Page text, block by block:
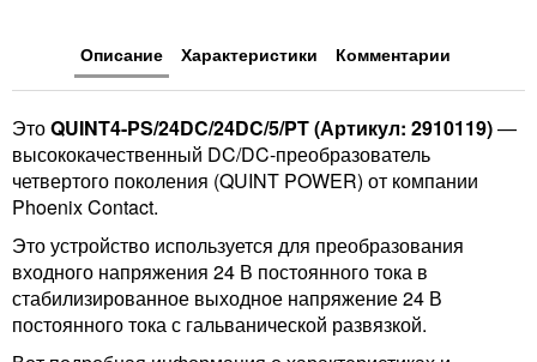
Описание Характеристики Комментарии
ЭтоQUINT4-PS/24DC/24DC/5/PT (Артикул: 2910119)—
высококачественный DC/DC-преобразователь
четвертого поколения (QUINT POWER) от компании
Phoenix Contact.
Это устройство используется для преобразования
входного напряжения 24 В постоянного тока в
стабилизированное выходное напряжение 24 В
постоянного тока с гальванической развязкой.